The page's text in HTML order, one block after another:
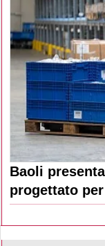
Baoli
progettato